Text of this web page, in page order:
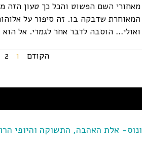
מאחורי השם הפשוט והכל כך טעון
המאוחרת שדבקה בו. זה סיפור על
ואולי… הוסבה לדבר אחר לגמרי. אל
הקודם 1
2
ונוס- אלת האהבה, התשוקה והיופי